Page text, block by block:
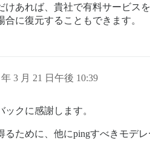
けあれば、貴社で有料サービス
に復元することもできます。
年 3 月 21 日午後 10:39
クに感謝します。
ために、他にpingすべきモデ